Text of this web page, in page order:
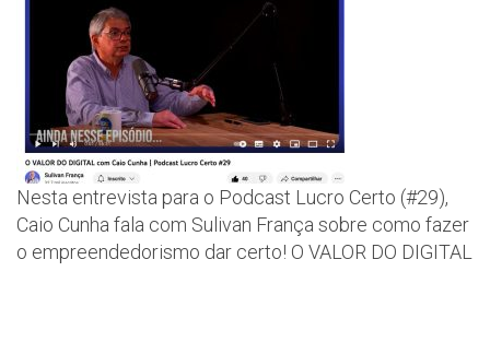
Nesta entrevista para o Podcast Lucro Certo (#29),
Caio Cunha fala com Sulivan França sobre como fazer
o empreendedorismo dar certo! O VALOR DO DIGITAL